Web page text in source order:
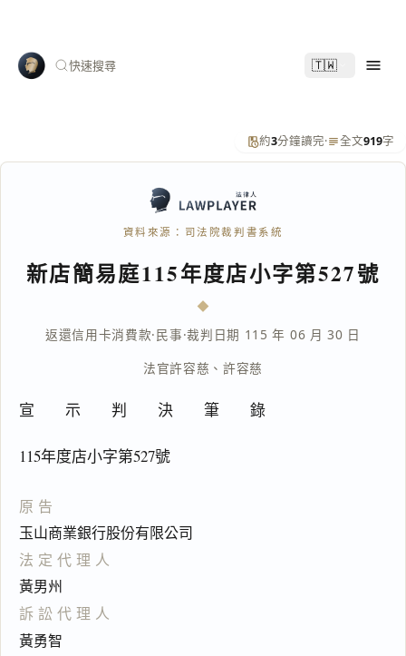
快速搜尋 🇹🇼
約3分鐘讀完· 全文919字
資料來源：司法院裁判書系統
新店簡易庭115年度店小字第527號
返還信用卡消費款·民事·裁判日期 115 年 06 月 30 日
法官許容慈 、許容慈
宣 示 判 決 筆 錄
115年度店小字第527號
原告
玉山商業銀行股份有限公司
法定代理人
黃男州
訴訟代理人
黃勇智